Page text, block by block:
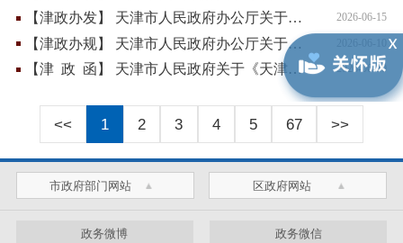
【津政办发】 天津市人民政府办公厅关于加强基层消防工作的实施意见 2026-06-15
【津政办规】 天津市人民政府办公厅关于印发天津市应对突发事件应急征用和补偿实施办法的通知
【津 政 函 】 天津市人民政府关于《天津市妇女和儿童发展“十五五”规划》的批复 2026-06-10
<< 1 2 3 4 5 67 >>
市政府部门网站 区政府网站
政务微博 政务微信